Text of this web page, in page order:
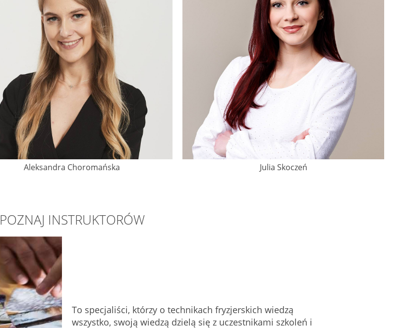
Aleksandra Choromańska Julia Skoczeń
POZNAJ INSTRUKTORÓW
To specjaliści, którzy o technikach fryzjerskich wiedzą
wszystko, swoją wiedzą dzielą się z uczestnikami szkoleń i